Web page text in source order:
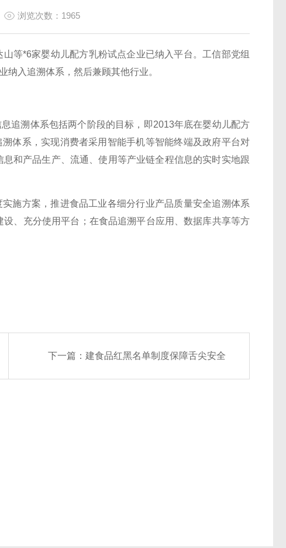
浏览次数：1965
等*6家婴幼儿配方乳粉试点企业已纳入平台。工信部党组
纳入追溯体系，然后兼顾其他行业。
溯体系包括两个阶段的目标，即2013年底在婴幼儿配方
体系，实现消费者采用智能手机等智能终端及政府平台对
和产品生产、流通、使用等产业链全程信息的实时实地跟
方案，推进食品工业各细分行业产品质量安全追溯体系
、充分使用平台；在食品追溯平台应用、数据库共享等方
下一篇： 建食品红黑名单制度保障舌尖安全